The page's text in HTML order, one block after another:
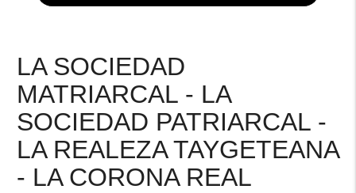
LA SOCIEDAD
MATRIARCAL - LA
SOCIEDAD PATRIARCAL -
LA REALEZA TAYGETEANA
- LA CORONA REAL